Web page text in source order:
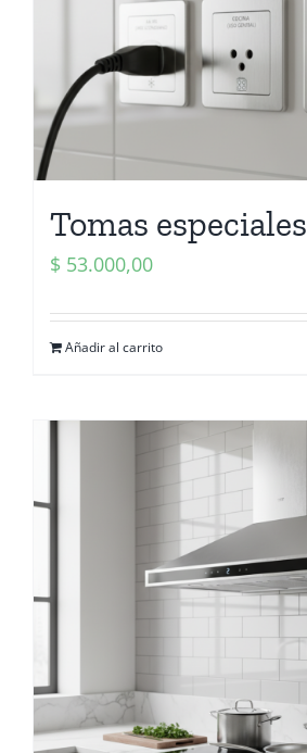
Tomas especiales
$ 53.000,00
Añadir al carrito